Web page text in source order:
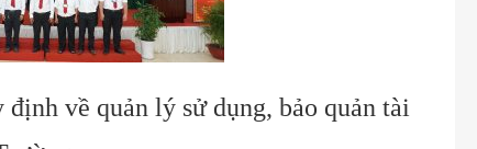
về quản lý sử dụng, bảo quản tài